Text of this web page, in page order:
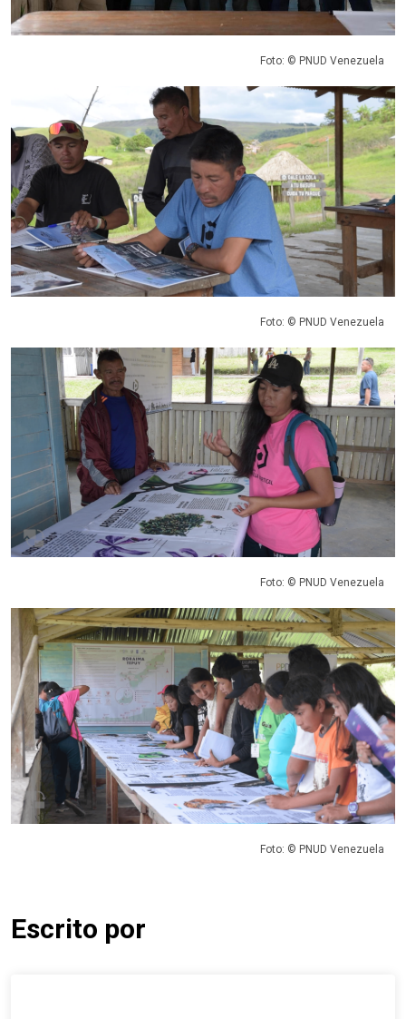
Foto: © PNUD Venezuela
Foto: © PNUD Venezuela
Foto: © PNUD Venezuela
Foto: © PNUD Venezuela
Escrito por